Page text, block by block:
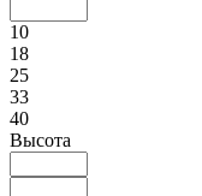
10
18
25
33
40
Высота